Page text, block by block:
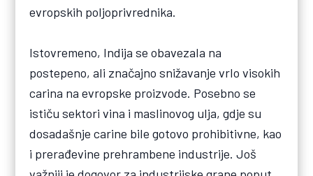
evropskih poljoprivrednika.
Istovremeno, Indija se obavezala na
postepeno, ali značajno snižavanje vrlo visokih
carina na evropske proizvode. Posebno se
ističu sektori vina i maslinovog ulja, gdje su
dosadašnje carine bile gotovo prohibitivne, kao
i prerađevine prehrambene industrije. Još